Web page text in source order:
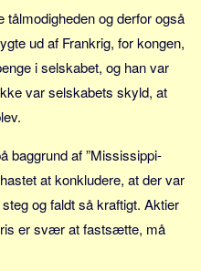
tålmodigheden og derfor også
ud af Frankrig, for kongen,
i selskabet, og han var
var selskabets skyld, at
baggrund af ”Mississippi-
at konkludere, at der var
og faldt så kraftigt. Aktier
er svær at fastsætte, må